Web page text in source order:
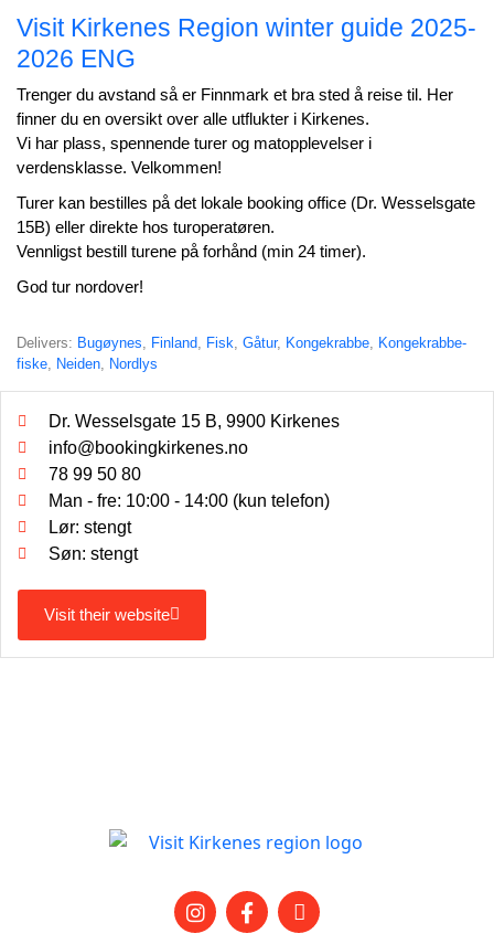
Visit Kirkenes Region winter guide 2025-
2026 ENG
Trenger du avstand så er Finnmark et bra sted å reise til. Her
finner du en oversikt over alle utflukter i Kirkenes.
Vi har plass, spennende turer og matopplevelser i
verdensklasse. Velkommen!
Turer kan bestilles på det lokale booking office (Dr. Wesselsgate
15B) eller direkte hos turoperatøren.
Vennligst bestill turene på forhånd (min 24 timer).
God tur nordover!
Delivers: Bugøynes Finland Fisk Gåtur, Kongekrabbe Kongekrabbe-
fiske Neiden Nordlys
Dr. Wesselsgate 15 B, 9900 Kirkenes
info@bookingkirkenes.no
78 99 50 80
Man - fre: 10:00 - 14:00 (kun telefon)
Lør: stengt
Søn: stengt
Visit their website